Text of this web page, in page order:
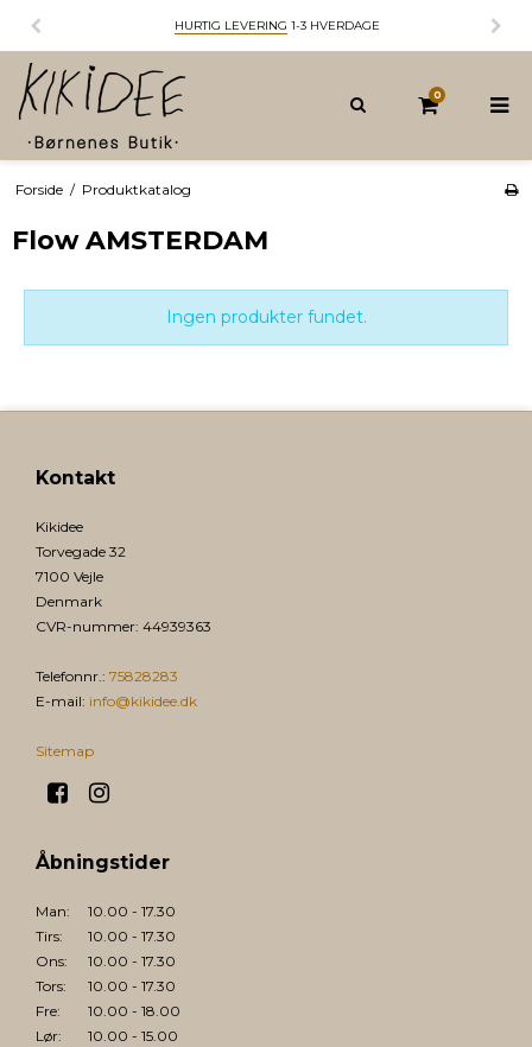
HURTIG LEVERING 1-3 HVERDAGE
0
Forside / Produktkatalog
Flow AMSTERDAM
Ingen produkter fundet.
Kontakt
Kikidee
Torvegade 32
7100 Vejle
Denmark
CVR-nummer: 44939363
Telefonnr.: 75828283
E-mail: info@kikidee.dk
Sitemap
Åbningstider
Man:
Tirs:
Ons:
Tors:
Fre:
Lør:
10.00 - 17.30
10.00 - 17.30
10.00 - 17.30
10.00 - 17.30
10.00 - 18.00
10.00 - 15.00